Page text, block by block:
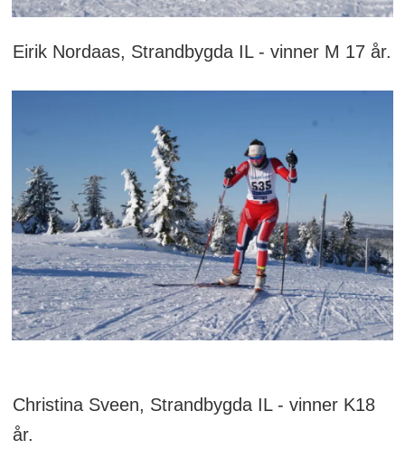
Eirik Nordaas, Strandbygda IL - vinner M 17 år.
Christina Sveen, Strandbygda IL - vinner K18
år.